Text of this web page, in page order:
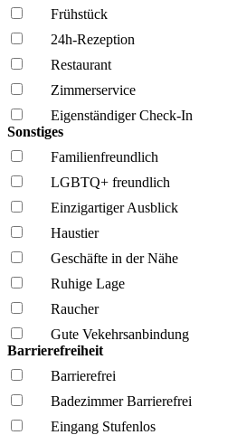
Frühstück
24h-Rezeption
Restaurant
Zimmerservice
Eigenständiger Check-In
Sonstiges
Familien­freundlich
LGBTQ+ freundlich
Einzigartiger Ausblick
Haustier
Geschäfte in der Nähe
Ruhige Lage
Raucher
Gute Vekehrsanbindung
Barrierefreiheit
Barrierefrei
Badezimmer Barrierefrei
Eingang Stufenlos